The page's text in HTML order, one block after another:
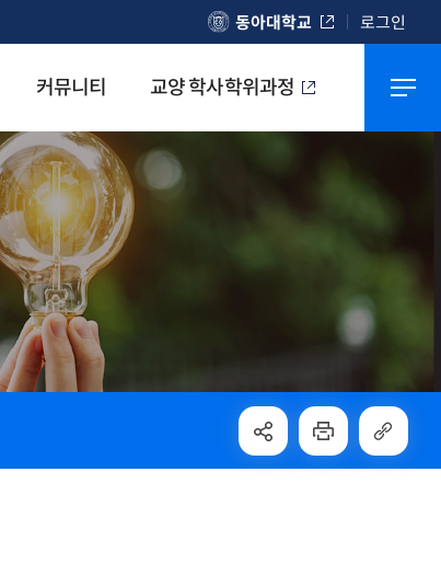
동아대학교 로그인
커뮤니티 교양 학사학위과정
교양마이크로모듈